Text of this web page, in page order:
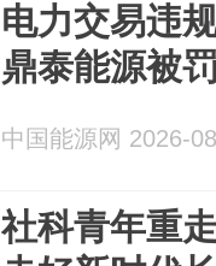
电力交易违
鼎泰能源被
中国能源网 2026-
社科青年重